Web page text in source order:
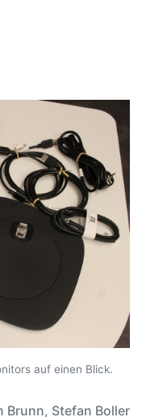
auf einen Blick.
Brunn, Stefan Boller